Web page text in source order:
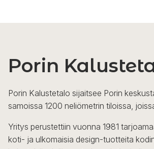
Porin
Porin Kalustetalo sijaitsee Porin
samoissa 1200 neliömetrin tiloissa,
Yritys perustettiin vuonna 1981
koti- ja ulkomaisia design-tuotteita